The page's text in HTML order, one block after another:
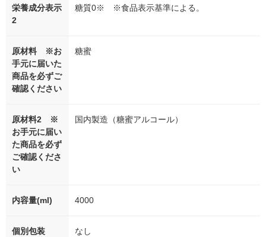
栄養成分表示
2
糖質0※ ※食品表示基準による。
原材料 ※お
手元に届いた
商品を必ずご
確認ください
糖蜜
原材料2 ※
お手元に届い
た商品を必ず
ご確認くださ
い
国内製造（糖蜜アルコール）
内容量(ml) 4000
個別包装 なし